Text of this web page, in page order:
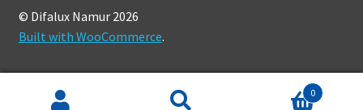
© Difalux Namur 2026
Built with WooCommerce.
0